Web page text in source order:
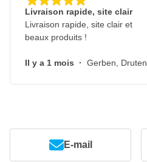
Livraison rapide, site clair
Livraison rapide, site clair et
beaux produits !
Il y a 1 mois · Gerben, Druten
E-mail